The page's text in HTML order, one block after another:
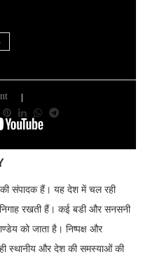
संपादक हैं। यह देश में चल रही
रखती हैं। कई बडी और सनसनी
को जाता है। निष्पक्ष और
स्थानीय और देश की समस्याओं की